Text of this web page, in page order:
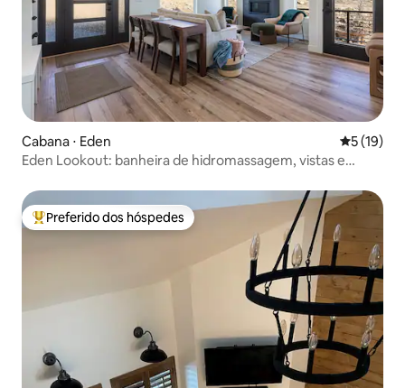
Cabana ⋅ Eden 5 de uma
5 (19)
Eden Lookout: banheira de hidromassagem, vistas e
Entre os melhores preferidos dos hóspedes
Preferido dos hóspedes